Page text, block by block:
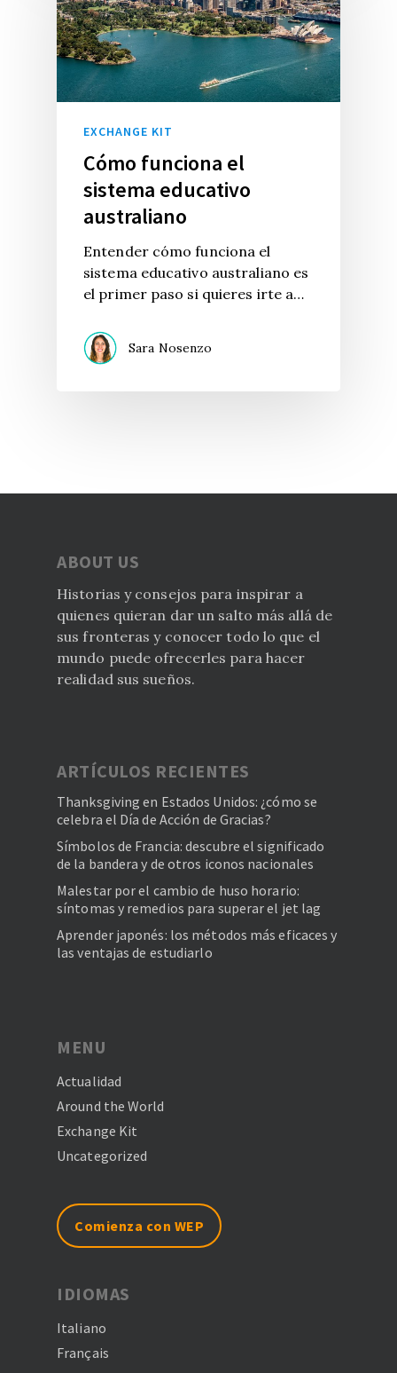
EXCHANGE KIT
Cómo funciona el
sistema educativo
australiano
Entender cómo funciona el
sistema educativo australiano es
el primer paso si quieres irte a…
Sara Nosenzo
ABOUT US
Historias y consejos para inspirar a
quienes quieran dar un salto más allá de
sus fronteras y conocer todo lo que el
mundo puede ofrecerles para hacer
realidad sus sueños.
ARTÍCULOS RECIENTES
Thanksgiving en Estados Unidos: ¿cómo se
celebra el Día de Acción de Gracias?
Símbolos de Francia: descubre el significado
de la bandera y de otros iconos nacionales
Malestar por el cambio de huso horario:
síntomas y remedios para superar el jet lag
Aprender japonés: los métodos más eficaces y
las ventajas de estudiarlo
MENU
Actualidad
Around the World
Exchange Kit
Uncategorized
Comienza con WEP
IDIOMAS
Italiano
Français